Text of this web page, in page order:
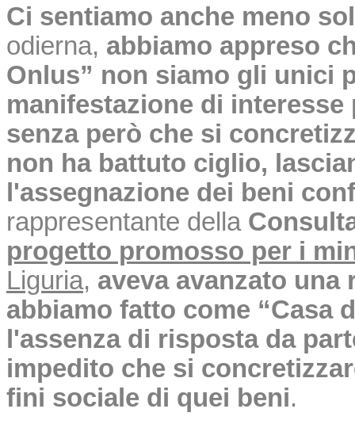
Ci sentiamo anche meno
odierna, abbiamo appreso
Onlus” non siamo gli unici
manifestazione di
senza però che si
non ha battuto ciglio,
l'assegnazione dei beni
rappresentante della
progetto promosso per i
Liguria, aveva avanzato
abbiamo fatto come “Casa
l'assenza di risposta da
impedito che si
fini sociale di quei beni.